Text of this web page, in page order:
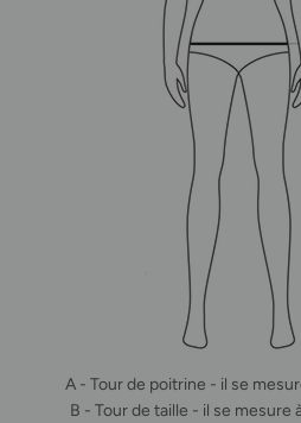
A - Tour de poitrine - il se
B - Tour de taille - il se mesure